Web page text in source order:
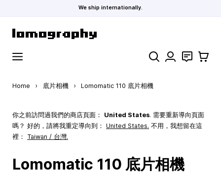
We ship internationally.
Search 聯絡 購物車
Home › 底片相機 › Lomomatic 110 底片相機
你之前訪問過我們的商店頁面： United States. 需要重新導向頁面
嗎？ 好的，請將我重定導向到： United States. 不用，我想留在這
裡： Taiwan / 台灣.
Lomomatic 110 底片相機